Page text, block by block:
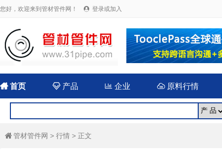
您好，欢迎来到管材管件网！  登录或加入
首页 产品  企业 原料行情
 管材管件网 > 行情 > 正文